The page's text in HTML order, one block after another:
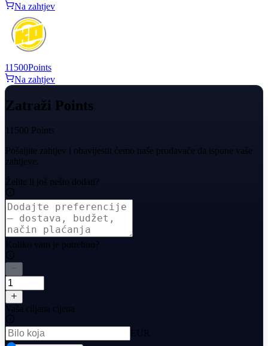
Na zahtjev
11500Points
Na zahtjev
Zatraži Points
11500 Points
Pošaljite zahtjev i obavijestit ćemo naše prodavače da ispune vaše
zahtjeve.
Želite li još nešto dodati?
Koliko vam je potrebno?
Vaša ciljana cijena
EUR